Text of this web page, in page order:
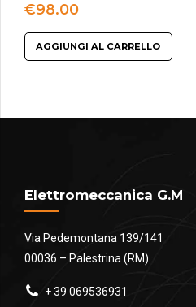
€98.00
AGGIUNGI AL CARRELLO
Elettromeccanica G.M
Via Pedemontana 139/141
00036 – Palestrina (RM)
+ 39 069536931